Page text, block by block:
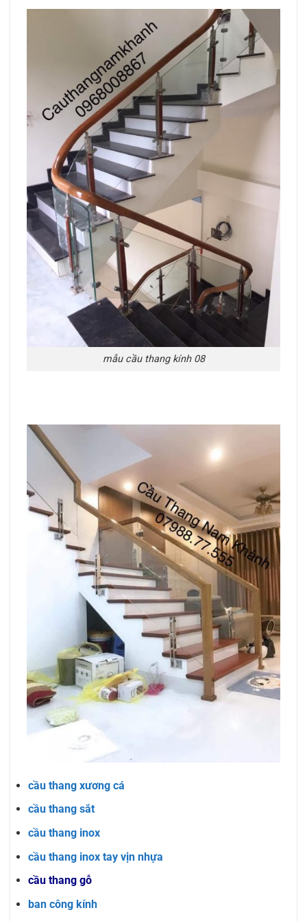
mẫu cầu thang kính 08
cầu thang xương cá
cầu thang sắt
cầu thang inox
cầu thang inox tay vịn nhựa
cầu thang gỗ
ban công kính